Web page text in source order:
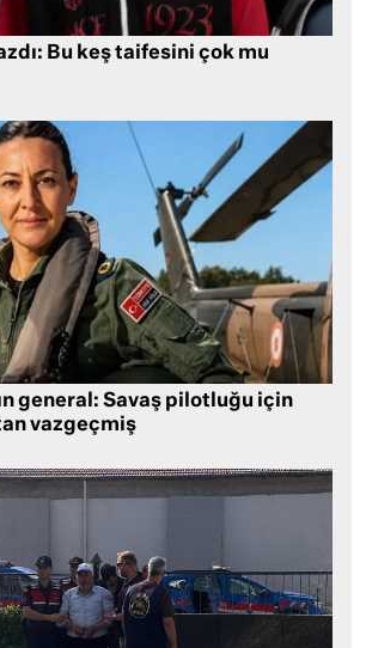
Bu keş taifesini çok mu
general: Savaş pilotluğu için
vazgeçmiş